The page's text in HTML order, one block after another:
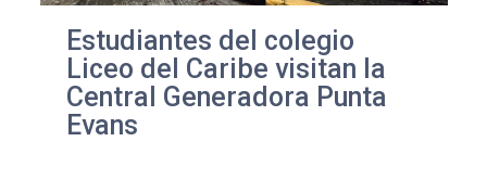
Estudiantes del colegio
Liceo del Caribe visitan la
Central Generadora Punta
Evans